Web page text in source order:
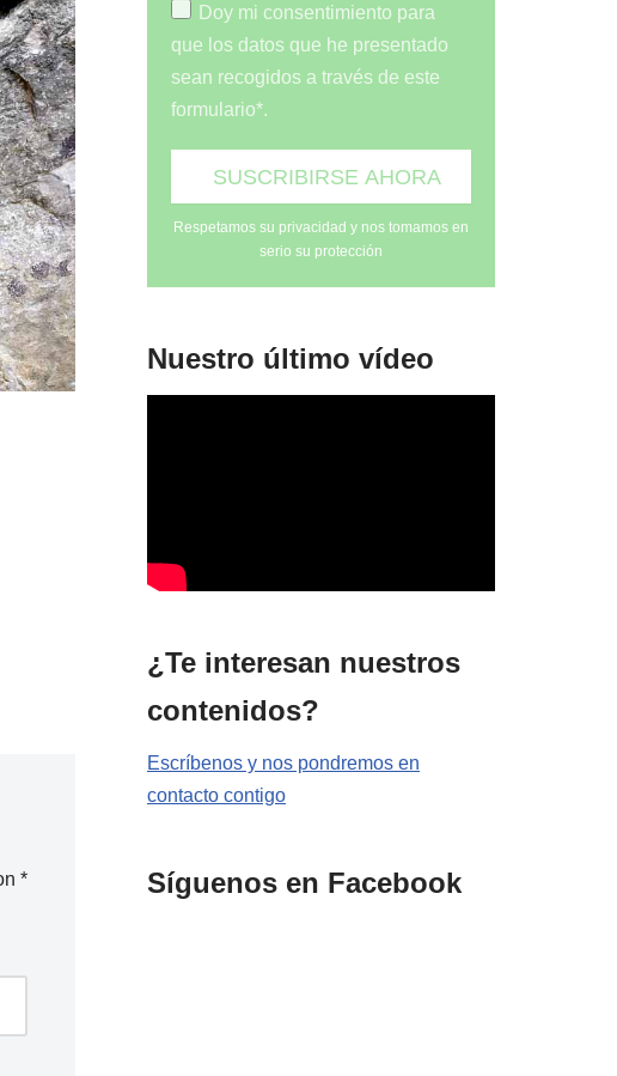
*
Doy mi consentimiento para
que los datos que he presentado
sean recogidos a través de este
formulario*.
Respetamos su privacidad y nos tomamos en
serio su protección
Nuestro último vídeo
¿Te interesan nuestros
contenidos?
Escríbenos y nos pondremos en
contacto contigo
Síguenos en Facebook